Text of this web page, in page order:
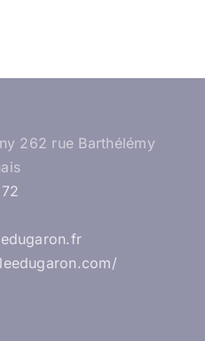
262 rue Barthélémy